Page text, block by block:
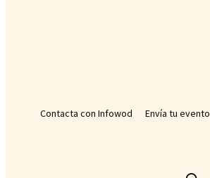
Contacta con Infowod Envía tu evento